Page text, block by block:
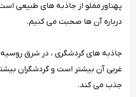
پهناور مملو از جاذبه های طبیعی
درباره آن ها صحبت می کنیم.
جاذبه های گردشگری ، در شرق
غربی آن بیشتر است و گردشگران
جذب می کند.